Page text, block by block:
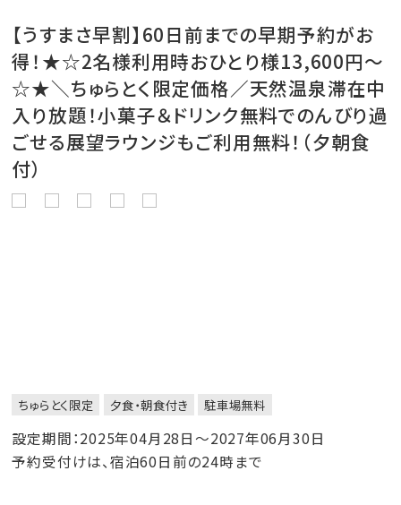
【うすまさ早割】60日前までの早期予約がお
得！★☆2名様利用時おひとり様13,600円～
☆★＼ちゅらとく限定価格／天然温泉滞在中
入り放題！小菓子＆ドリンク無料でのんびり過
ごせる展望ラウンジもご利用無料！（夕朝食
付）
ちゅらとく限定 夕食・朝食付き 駐車場無料
設定期間：2025年04月28日～2027年06月30日
予約受付けは、宿泊60日前の24時まで